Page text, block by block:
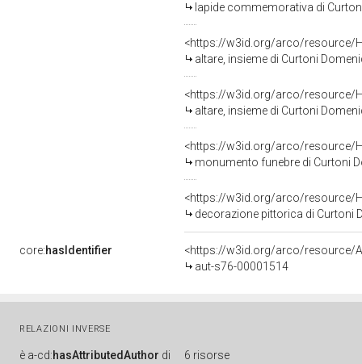
lapide commemorativa di
<https://w3id.org/arco/resource/
altare, insieme di Curtoni
<https://w3id.org/arco/resource/
altare, insieme di Curtoni
<https://w3id.org/arco/resource/
monumento funebre di Curtoni
<https://w3id.org/arco/resource/
decorazione pittorica di Curtoni
core:hasIdentifier
<https://w3id.org/arco/resource/
aut-s76-00001514
RELAZIONI INVERSE
è a-cd:hasAttributedAuthor di 6 risorse